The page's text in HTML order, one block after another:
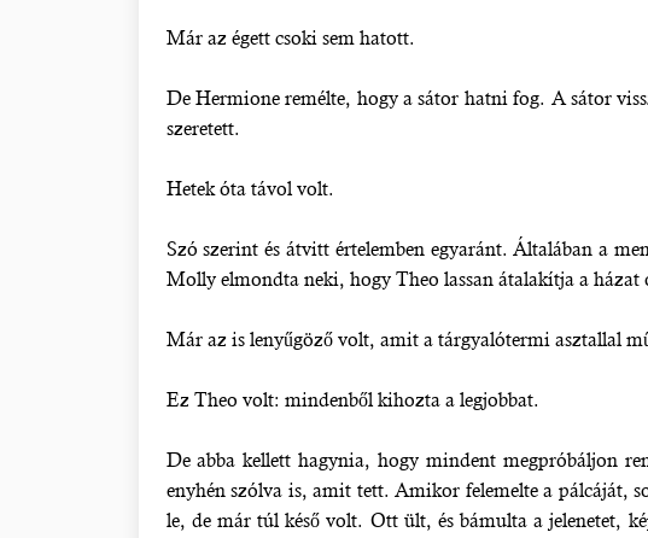
Már az égett csoki sem hatott.
De Hermione remélte, hogy a sátor hatni fog. A sátor
szeretett.
Hetek óta távol volt.
Szó szerint és átvitt értelemben egyaránt. Általában a
Molly elmondta neki, hogy Theo lassan átalakítja a
Már az is lenyűgöző volt, amit a tárgyalótermi asztallal
Ez Theo volt: mindenből kihozta a legjobbat.
De abba kellett hagynia, hogy mindent megpróbáljon
enyhén szólva is, amit tett. Amikor felemelte a pálcáját,
le, de már túl késő volt. Ott ült, és bámulta a jelenetet,